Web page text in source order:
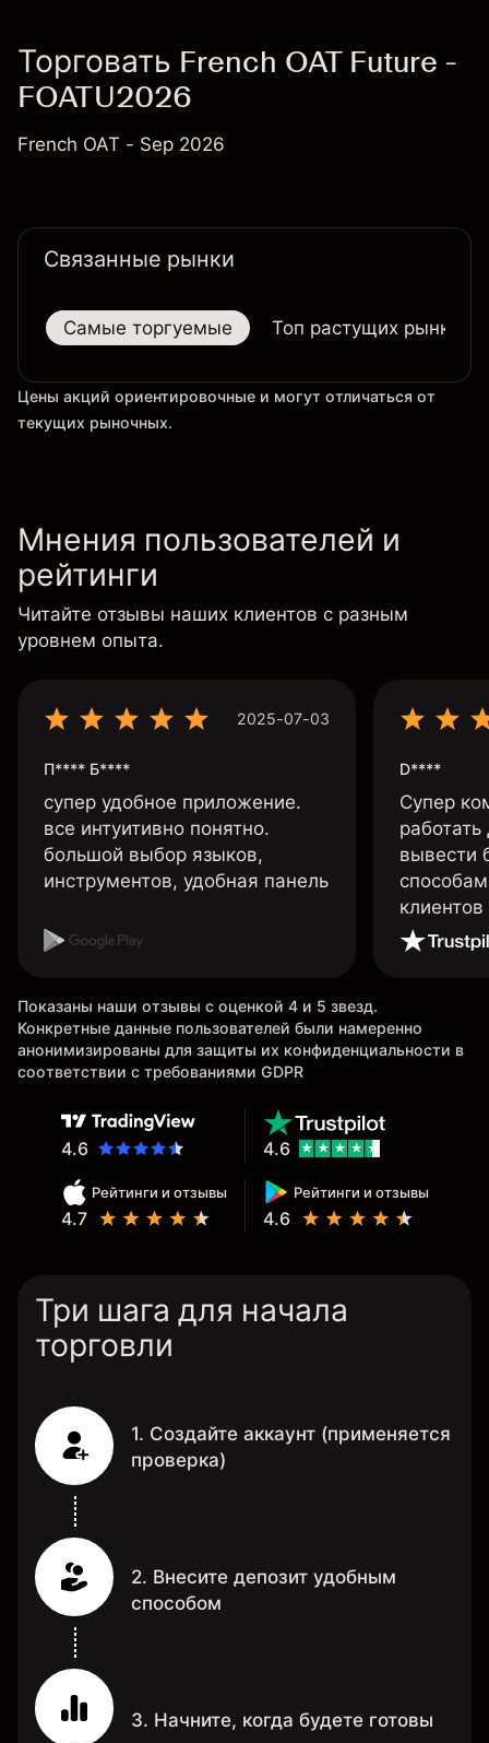
Торговать French OAT Future -
FOATU2026
French OAT - Sep 2026
Связанные рынки
Самые торгуемые Топ растущих рынков
Цены акций ориентировочные и могут отличаться от
текущих рыночных.
Мнения пользователей и
рейтинги
Читайте отзывы наших клиентов с разным
уровнем опыта.
2025-07-03
П**** Б****
супер удобное приложение.
все интуитивно понятно.
большой выбор языков,
инструментов, удобная панель
D****
Супер
вывести
Показаны наши отзывы с оценкой 4 и 5 звезд.
Конкретные данные пользователей были намеренно
анонимизированы для защиты их конфиденциальности в
соответствии с требованиями GDPR
4.6
Рейтинги и отзывы
4.7
Рейтинги и отзывы
4.6
4.6
Три шага для начала
торговли
1. Создайте аккаунт (применяется
проверка)
2. Внесите депозит удобным
способом
3. Начните, когда будете готовы